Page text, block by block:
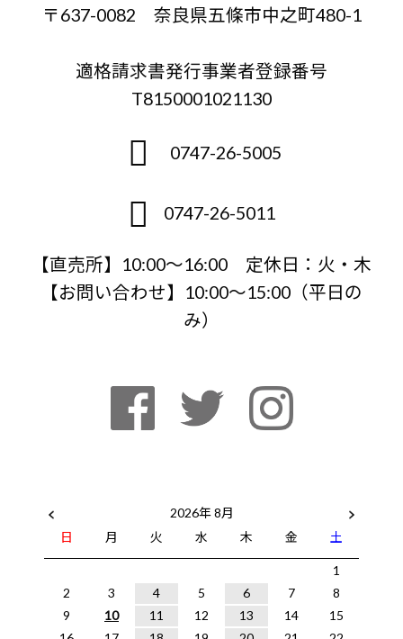
〒637-0082 奈良県五條市中之町480-1
適格請求書発行事業者登録番号
T8150001021130
0747-26-5005
0747-26-5011
【直売所】10:00〜16:00 定休日：火・木
【お問い合わせ】10:00～15:00（平日の
み）
2026年 8月
日
月 火 水 木 金 土
1
2
3 4 5 6 7
8
9
10 11 12 13 14
15